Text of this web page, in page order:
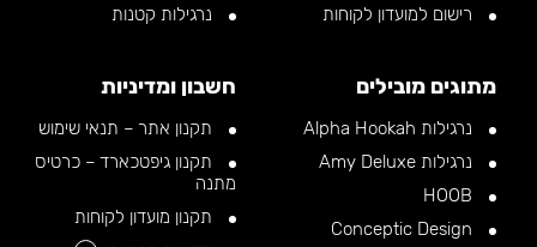
רישום למועדון לקוחות
נרגילות קטנות
מתוגים מובילים
נרגילות Alpha Hookah
נרגילות Amy Deluxe
חשבון ומדיניות
תקנון אתר – תנאי שימוש
תקנון גיפטכארד – כרטיס
מתנה
תקנון מועדון לקוחות